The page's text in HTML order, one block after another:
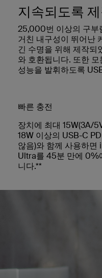
지속되도록
25,000번 이상의 구부
거친 내구성이 뛰어난
긴 수명을 위해 제작되
와 호환됩니다. 또한
성능을 발휘하도록
빠른 충전
장치에 최대 15W(3A/
18W 이상의 USB-C
않음)와 함께 사용하면
Ultra를 45분 만에 0%
니다.**